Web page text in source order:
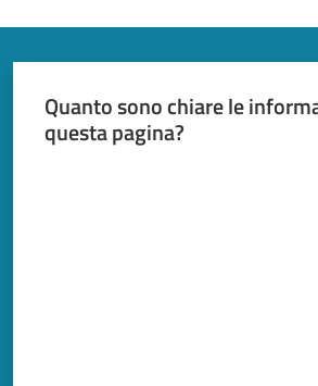
Quanto sono chiare le
questa pagina?